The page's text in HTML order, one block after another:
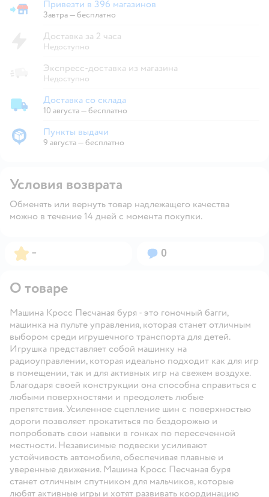
Привезти в магазин
Привезти в 396 магазинов
Завтра—бесплатно
Доставка за 2 часа
Недоступно
Экспресс-доставка из магазина
Недоступно
Доставка со склада
Доставка со склада
10 августа—бесплатно
Пункты выдачи
Пункты выдачи
9 августа—бесплатно
Условия возврата
Обменять или вернуть товар надлежащего качества
можно в течение 14 дней с момента покупки.
Рейтинг:
– Вопросов:
0
О товаре
Машина Кросс Песчаная буря - это гоночный багги,
машинка на пульте управления, которая станет отличным
выбором среди игрушечного транспорта для детей.
Игрушка представляет собой машинку на
радиоуправлении, которая идеально подходит как для игр
в помещении, так и для активных игр на свежем воздухе.
Благодаря своей конструкции она способна справиться с
любыми поверхностями и преодолеть любые
препятствия. Усиленное сцепление шин с поверхностью
дороги позволяет прокатиться по бездорожью и
попробовать свои навыки в гонках по пересеченной
местности. Независимые подвески усиливают
устойчивость автомобиля, обеспечивая плавные и
уверенные движения. Машина Кросс Песчаная буря
станет отличным спутником для мальчиков, которые
любят активные игры и хотят развивать координацию